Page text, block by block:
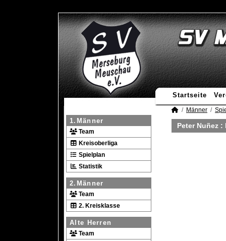
Startseite
1.Männer
Team
Kreisoberliga
Spielplan
Statistik
2.Männer
Team
2. Kreisklasse
Alte Herren
Team
Männer
Peter Nuñez